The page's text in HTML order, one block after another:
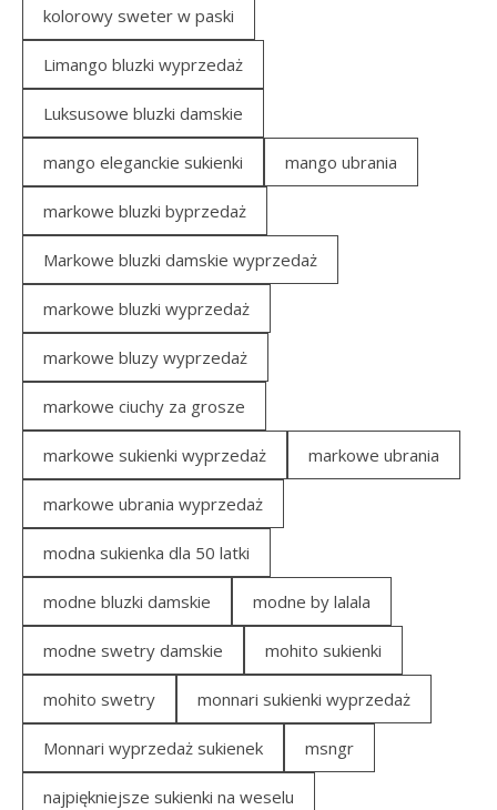
kolorowy sweter w paski
Limango bluzki wyprzedaż
Luksusowe bluzki damskie
mango eleganckie sukienki mango ubrania
markowe bluzki byprzedaż
Markowe bluzki damskie wyprzedaż
markowe bluzki wyprzedaż
markowe bluzy wyprzedaż
markowe ciuchy za grosze
markowe sukienki wyprzedaż markowe ubrania
markowe ubrania wyprzedaż
modna sukienka dla 50 latki
modne bluzki damskie modne by lalala
modne swetry damskie mohito sukienki
mohito swetry monnari sukienki wyprzedaż
Monnari wyprzedaż sukienek msngr
najpiękniejsze sukienki na weselu